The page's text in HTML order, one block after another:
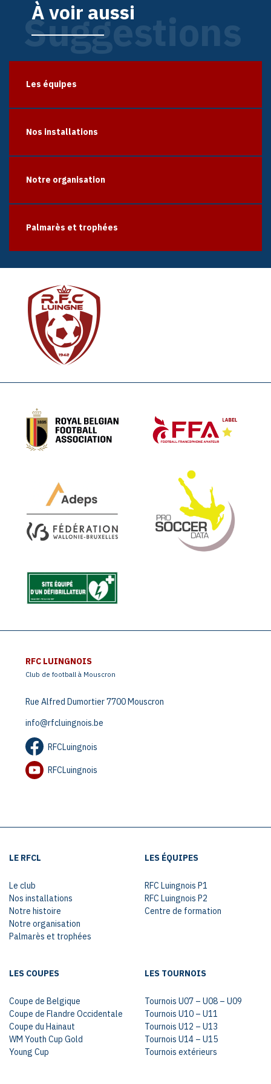
À voir aussi
Suggestions
Les équipes
Nos installations
Notre organisation
Palmarès et trophées
RFC LUINGNOIS
Club de football à Mouscron
Rue Alfred Dumortier 7700 Mouscron
info@rfcluingnois.be
RFCLuingnois
RFCLuingnois
LE RFCL
Le club
Nos installations
Notre histoire
Notre organisation
Palmarès et trophées
LES ÉQUIPES
RFC Luingnois P1
RFC Luingnois P2
Centre de formation
LES COUPES
Coupe de Belgique
Coupe de Flandre Occidentale
Coupe du Hainaut
WM Youth Cup Gold
Young Cup
LES TOURNOIS
Tournois U07 – U08 – U09
Tournois U10 – U11
Tournois U12 – U13
Tournois U14 – U15
Tournois extérieurs